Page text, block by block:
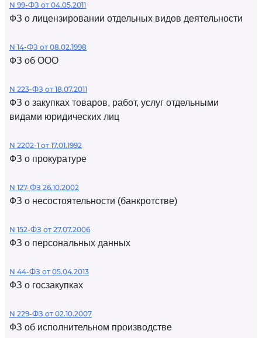
N 99-ФЗ от 04.05.2011
ФЗ о лицензировании отдельных видов деятельности
N 14-ФЗ от 08.02.1998
ФЗ об ООО
N 223-ФЗ от 18.07.2011
ФЗ о закупках товаров, работ, услуг отдельными
видами юридических лиц
N 2202-1 от 17.01.1992
ФЗ о прокуратуре
N 127-ФЗ 26.10.2002
ФЗ о несостоятельности (банкротстве)
N 152-ФЗ от 27.07.2006
ФЗ о персональных данных
N 44-ФЗ от 05.04.2013
ФЗ о госзакупках
N 229-ФЗ от 02.10.2007
ФЗ об исполнительном производстве